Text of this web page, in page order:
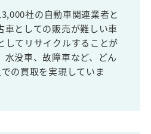
社の自動車関連業者と
車としての販売が難しい車
してリサイクルすることが
水没車、故障車など、どん
の買取を実現していま